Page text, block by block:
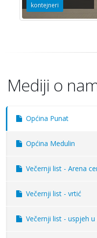
kontejneri
Mediji o
Općina Punat
Općina Medulin
Večernji list - Arena
Večernji list - vrtić
Večernji list - uspjeh